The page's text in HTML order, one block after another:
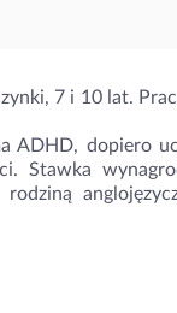
7 i 10 lat.
ADHD, dopiero
Stawka